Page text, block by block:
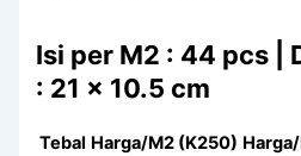
Isi per M2 : 44 pcs |
: 21 x 10.5 cm
Tebal Harga/M2 (K250)